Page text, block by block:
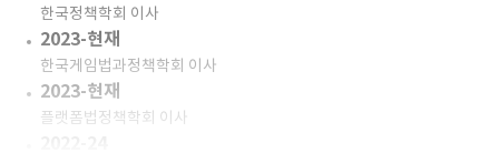
한국정책학회 이사
2023-현재
한국게임법과정책학회 이사
2023-현재
플랫폼법정책학회 이사